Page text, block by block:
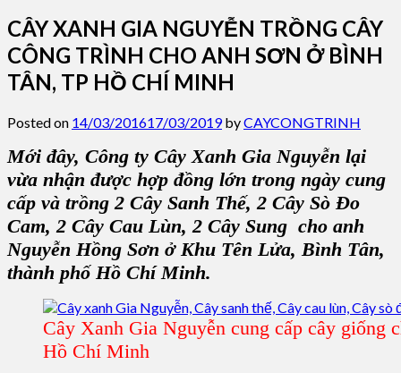
CÂY XANH GIA NGUYỄN TRỒNG CÂY
CÔNG TRÌNH CHO ANH SƠN Ở BÌNH
TÂN, TP HỒ CHÍ MINH
Posted on 14/03/201617/03/2019byCAYCONGTRINH
Mới đây, Công ty Cây Xanh Gia Nguyễn lại
vừa nhận được hợp đồng lớn trong ngày cung
cấp và trồng 2 Cây Sanh Thế, 2 Cây Sò Đo
Cam, 2 Cây Cau Lùn, 2 Cây Sung cho anh
Nguyễn Hồng Sơn ở Khu Tên Lửa, Bình Tân,
thành phố Hồ Chí Minh.
Cây Xanh Gia Nguyễn cung cấp cây giống
Hồ Chí Minh